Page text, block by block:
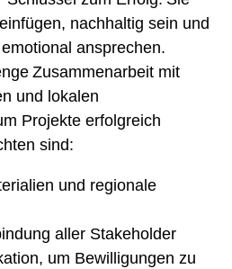
nachhaltig sein und
ansprechen.
Zusammenarbeit mit
und lokalen
Projekte erfolgreich
sind:
und regionale
aller Stakeholder
um Bewilligungen zu